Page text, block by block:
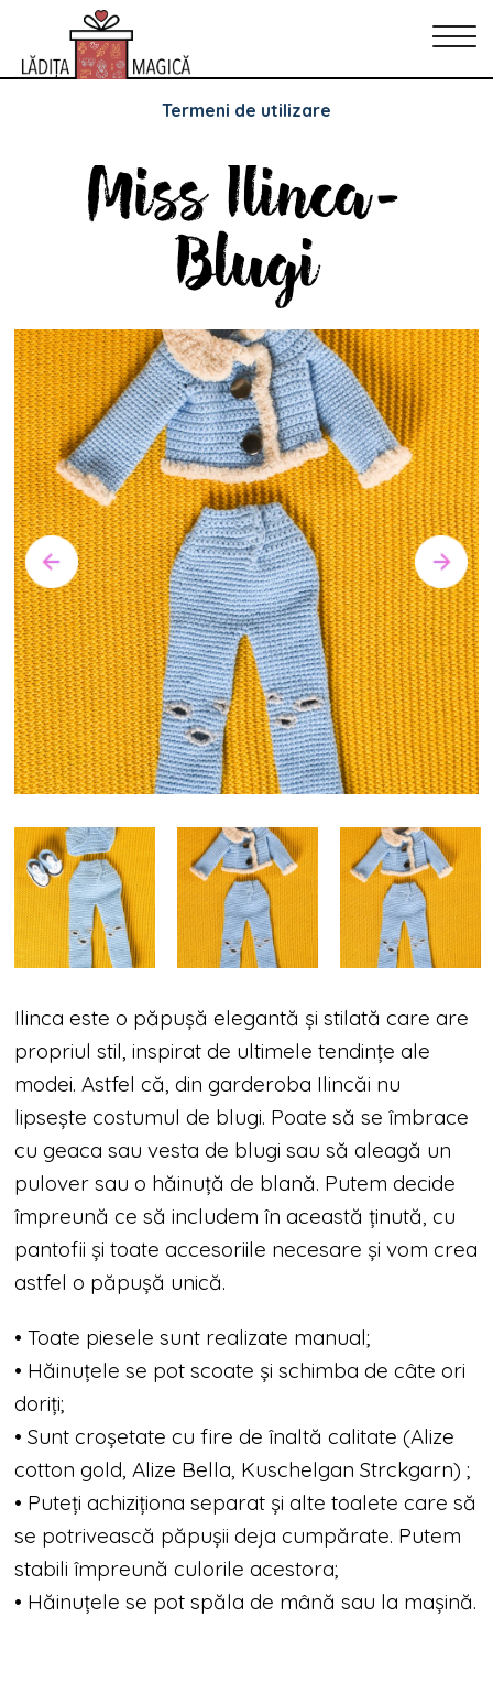
Miss Ilinca-
Blugi
Ilinca este o păpușă elegantă și stilată care are
propriul stil, inspirat de ultimele tendințe ale
modei. Astfel că, din garderoba Ilincăi nu
lipsește costumul de blugi. Poate să se îmbrace
cu geaca sau vesta de blugi sau să aleagă un
pulover sau o hăinuță de blană. Putem decide
împreună ce să includem în această ținută, cu
pantofii și toate accesoriile necesare și vom crea
astfel o păpușă unică.
• Toate piesele sunt realizate manual;
• Hăinuțele se pot scoate și schimba de câte ori
doriți;
• Sunt croșetate cu fire de înaltă calitate (Alize
cotton gold, Alize Bella, Kuschelgan Strckgarn) ;
• Puteți achiziționa separat și alte toalete care să
se potrivească păpușii deja cumpărate. Putem
stabili împreună culorile acestora;
• Hăinuțele se pot spăla de mână sau la mașină.
Politica de cookie-uri
Termeni de utilizare